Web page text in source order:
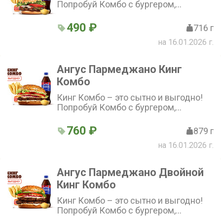
Попробуй Комбо с бургером,
соусом на выбор по отличной цене!
490 ₽ 716 г
на 16.01.2026 г.
Ангус Пармеджано Кинг
Комбо
Кинг Комбо – это сытно и выгодно!
Попробуй Комбо с бургером,
соусом на выбор по отличной цене!
760 ₽ 879 г
на 16.01.2026 г.
Ангус Пармеджано Двойной
Кинг Комбо
Кинг Комбо – это сытно и выгодно!
Попробуй Комбо с бургером,